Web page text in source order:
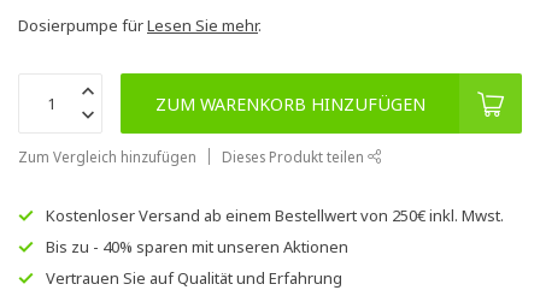
Dosierpumpe fürLesen Sie mehr.
ZUM WARENKORB HINZUFÜGEN
Zum Vergleich hinzufügen Dieses Produkt teilen
Kostenloser Versand ab einem Bestellwert von 250€inkl. Mwst.
Bis zu - 40% sparen mit unseren Aktionen
Vertrauen Sie aufQualität und Erfahrung